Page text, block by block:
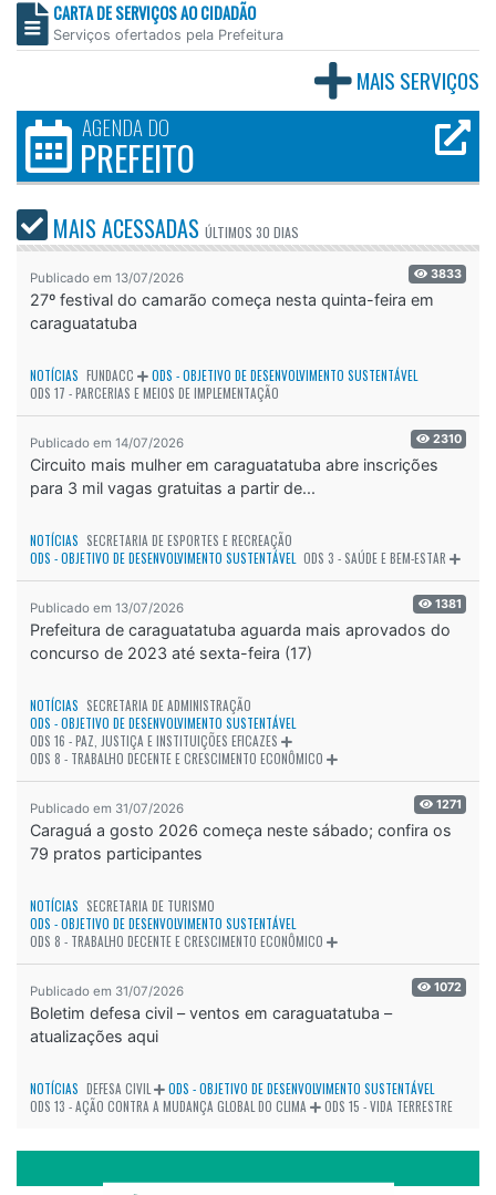
CARTA DE SERVIÇOS AO CIDADÃO
Serviços ofertados pela Prefeitura
MAIS SERVIÇOS
AGENDA DO
PREFEITO
MAIS ACESSADAS ÚLTIMOS 30 DIAS
Publicado em 13/07/2026 3833
27º festival do camarão começa nesta quinta-feira em
caraguatatuba
NOTÍCIAS FUNDACC
ODS - OBJETIVO DE DESENVOLVIMENTO SUSTENTÁVEL
ODS 17 - PARCERIAS E MEIOS DE IMPLEMENTAÇÃO
Publicado em 14/07/2026 2310
Circuito mais mulher em caraguatatuba abre inscrições
para 3 mil vagas gratuitas a partir de...
NOTÍCIAS SECRETARIA DE ESPORTES E RECREAÇÃO
ODS - OBJETIVO DE DESENVOLVIMENTO SUSTENTÁVEL ODS 3 - SAÚDE E BEM-ESTAR
Publicado em 13/07/2026 1381
Prefeitura de caraguatatuba aguarda mais aprovados do
concurso de 2023 até sexta-feira (17)
NOTÍCIAS SECRETARIA DE ADMINISTRAÇÃO
ODS - OBJETIVO DE DESENVOLVIMENTO SUSTENTÁVEL
ODS 16 - PAZ, JUSTIÇA E INSTITUIÇÕES EFICAZES
ODS 8 - TRABALHO DECENTE E CRESCIMENTO ECONÔMICO
Publicado em 31/07/2026 1271
Caraguá a gosto 2026 começa neste sábado; confira os
79 pratos participantes
NOTÍCIAS SECRETARIA DE TURISMO
ODS - OBJETIVO DE DESENVOLVIMENTO SUSTENTÁVEL
ODS 8 - TRABALHO DECENTE E CRESCIMENTO ECONÔMICO
Publicado em 31/07/2026 1072
Boletim defesa civil – ventos em caraguatatuba –
atualizações aqui
NOTÍCIAS DEFESA CIVIL
ODS - OBJETIVO DE DESENVOLVIMENTO SUSTENTÁVEL
ODS 13 - AÇÃO CONTRA A MUDANÇA GLOBAL DO CLIMA
ODS 15 - VIDA TERRESTRE